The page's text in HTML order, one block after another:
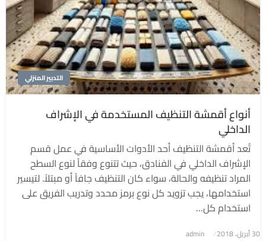
التدبير المنزلي
أنواع أقمشة التنظيف المستخدمة في الإشراف
الداخلي
تُعد أقمشة التنظيف أحد الأدوات الأساسية في عمل قسم
الإشراف الداخلي في الفنادق، حيث تتنوع وفقاً لنوع السطح
المراد تنظيفه والحالة، سواء كان التنظيف جافاً أو مبتلاً. لتيسير
استخدامها، يجب تزويد كل نوع برمز محدد وتدريب الفريق على
استخدام كل…
نُشر
30 أبريل، 2018 admin